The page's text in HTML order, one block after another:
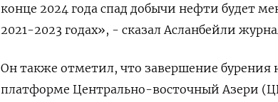
конце 2024 года спад добычи нефти будет
2021-2023 годах», - сказал Асланбейли
Он также отметил, что завершение
платформе Центрально-восточный Азери